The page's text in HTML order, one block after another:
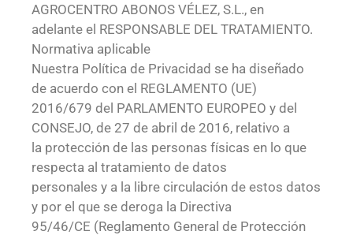
AGROCENTRO ABONOS VÉLEZ, S.L., en
adelante el RESPONSABLE DEL TRATAMIENTO.
Normativa aplicable
Nuestra Política de Privacidad se ha diseñado
de acuerdo con el REGLAMENTO (UE)
2016/679 del PARLAMENTO EUROPEO y del
CONSEJO, de 27 de abril de 2016, relativo a
la protección de las personas físicas en lo que
respecta al tratamiento de datos
personales y a la libre circulación de estos datos
y por el que se deroga la Directiva
95/46/CE (Reglamento General de Protección